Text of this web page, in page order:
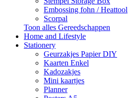
Embossing fohn / Heattool
Scorpal
Toon alles Gereedschappen
Home and Lifestyle
Stationery
Geurzakjes Papier DIY
Kaarten Enkel
Kadozakjes
Mini kaartjes
Planner